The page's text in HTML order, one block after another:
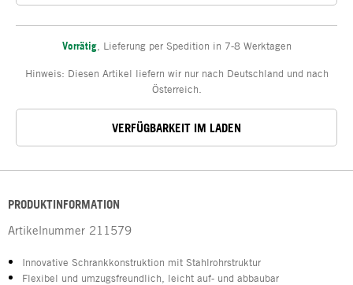
Vorrätig, Lieferung per Spedition in 7-8 Werktagen
Hinweis: Diesen Artikel liefern wir nur nach Deutschland und nach
Österreich.
VERFÜGBARKEIT IM LADEN
PRODUKTINFORMATION
Artikelnummer 211579
Innovative Schrankkonstruktion mit Stahlrohrstruktur
Flexibel und umzugsfreundlich, leicht auf- und abbaubar